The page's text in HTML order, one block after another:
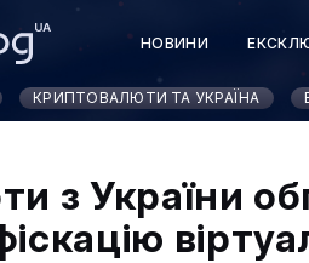
НОВИНИ
КРИПТОВАЛЮТИ ТА УКРАЇНА
з України